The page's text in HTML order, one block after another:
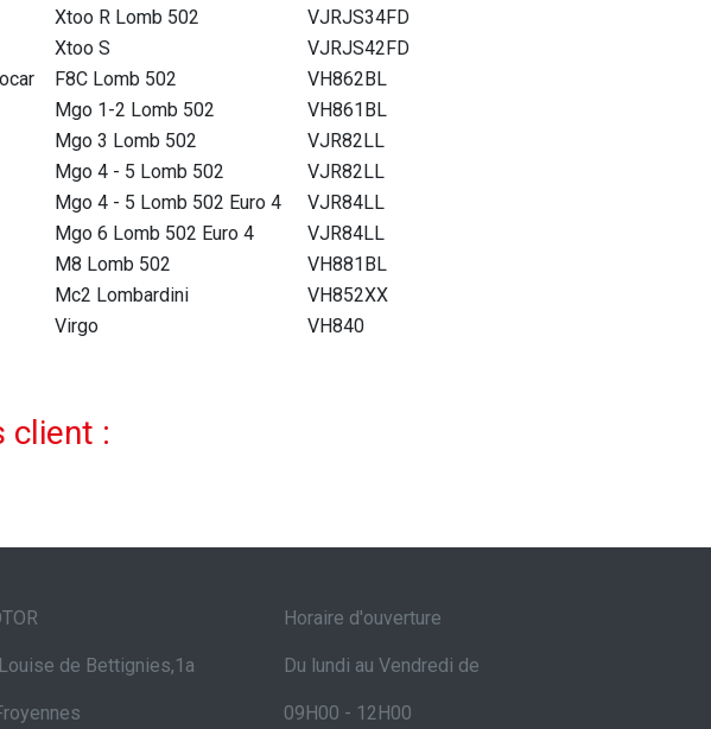
Xtoo R Lomb 502
VJRJS34FD
Xtoo S
VJRJS42FD
F8C Lomb 502
VH862BL
Mgo 1-2 Lomb 502
VH861BL
Mgo 3 Lomb 502
VJR82LL
Mgo 4 - 5 Lomb 502
VJR82LL
Mgo 4 - 5 Lomb 502 Euro 4
VJR84LL
Mgo 6 Lomb 502 Euro 4
VJR84LL
M8 Lomb 502
VH881BL
Mc2 Lombardini
VH852XX
Virgo
VH840
client :
de Bettignies,1a
Horaire d'ouverture
Du lundi au Vendredi de
09H00 - 12H00